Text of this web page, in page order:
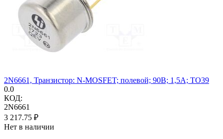
2N6661, Транзистор: N-MOSFET; полевой; 90В; 1,5А; TO39
0.0
КОД:
2N6661
3 217.75 ₽
Нет в наличии